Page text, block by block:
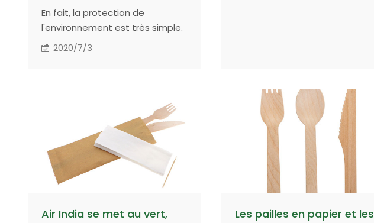
En fait, la protection de
l'environnement est très simple.
Chacun de nous peut être un
2020/7/3
Air India se met au vert,
Les pailles en papier et les